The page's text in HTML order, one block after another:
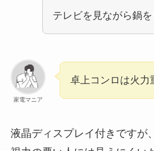
テレビを見ながら鍋を
家電マニア
卓上コンロは火力
液晶ディスプレイ付きですが